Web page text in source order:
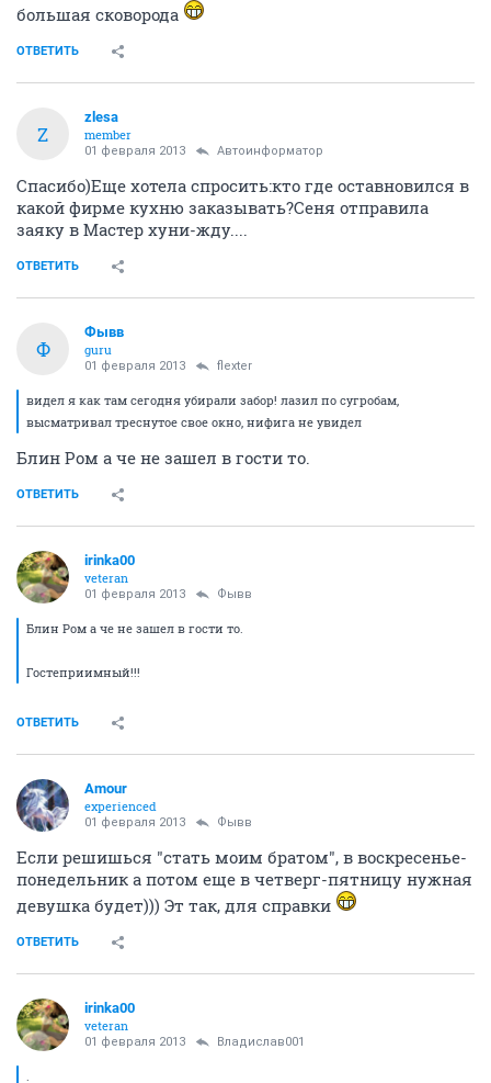
большая сковорода
ОТВЕТИТЬ
Z
zlesa
member
01 февраля 2013 Автоинформатор
Спасибо)Еще хотела спросить:кто где оставновился в
какой фирме кухню заказывать?Сеня отправила
заяку в Мастер хуни-жду....
ОТВЕТИТЬ
Ф
Фывв
guru
01 февраля 2013 flexter
видел я как там сегодня убирали забор! лазил по сугробам,
высматривал треснутое свое окно, нифига не увидел
Блин Ром а че не зашел в гости то.
ОТВЕТИТЬ
irinka00
veteran
01 февраля 2013 Фывв
Блин Ром а че не зашел в гости то.
Гостеприимный!!!
ОТВЕТИТЬ
Аmоur
experienced
01 февраля 2013 Фывв
Если решишься "стать моим братом", в воскресенье-
понедельник а потом еще в четверг-пятницу нужная
девушка будет))) Эт так, для справки
ОТВЕТИТЬ
irinka00
veteran
01 февраля 2013 Владислав001
.